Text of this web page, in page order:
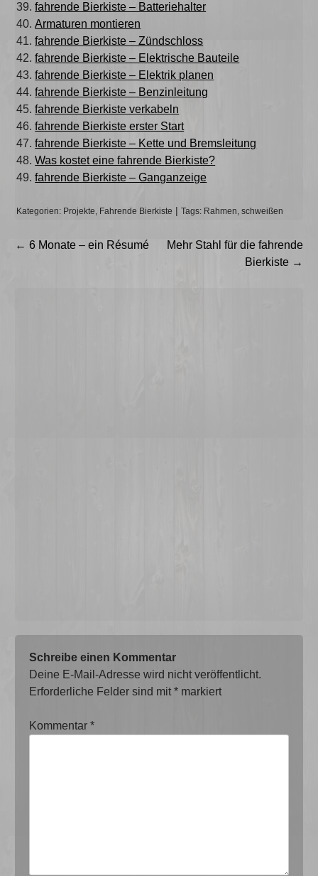
fahrende Bierkiste – Batteriehalter
Armaturen montieren
fahrende Bierkiste – Zündschloss
fahrende Bierkiste – Elektrische Bauteile
fahrende Bierkiste – Elektrik planen
fahrende Bierkiste – Benzinleitung
fahrende Bierkiste verkabeln
fahrende Bierkiste erster Start
fahrende Bierkiste – Kette und Bremsleitung
Was kostet eine fahrende Bierkiste?
fahrende Bierkiste – Ganganzeige
Kategorien: Projekte, Fahrende Bierkiste Tags: Rahmen,schweißen
Beitragsnavigation
← 6 Monate – ein Résumé
Mehr Stahl für die fahrende
Bierkiste →
Schreibe einen Kommentar
Deine E-Mail-Adresse wird nicht veröffentlicht.
Erforderliche Felder sind mit* markiert
Kommentar*